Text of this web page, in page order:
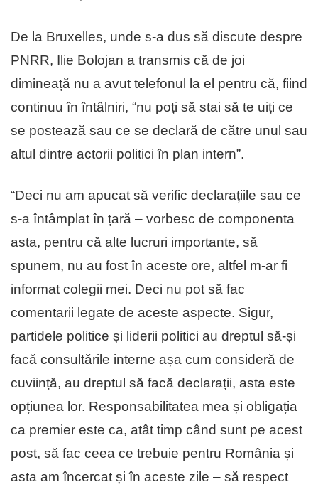
De la Bruxelles, unde s-a dus să discute despre
PNRR, Ilie Bolojan a transmis că de joi
dimineață nu a avut telefonul la el pentru că, fiind
continuu în întâlniri, “nu poți să stai să te uiți ce
se postează sau ce se declară de către unul sau
altul dintre actorii politici în plan intern”.
“Deci nu am apucat să verific declarațiile sau ce
s-a întâmplat în țară – vorbesc de componenta
asta, pentru că alte lucruri importante, să
spunem, nu au fost în aceste ore, altfel m-ar fi
informat colegii mei. Deci nu pot să fac
comentarii legate de aceste aspecte. Sigur,
partidele politice și liderii politici au dreptul să-și
facă consultările interne așa cum consideră de
cuviință, au dreptul să facă declarații, asta este
opțiunea lor. Responsabilitatea mea și obligația
ca premier este ca, atât timp când sunt pe acest
post, să fac ceea ce trebuie pentru România și
asta am încercat și în aceste zile – să respect